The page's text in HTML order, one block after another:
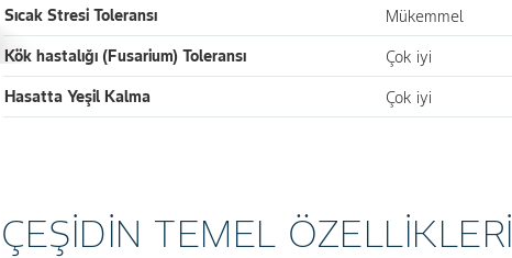
Sıcak Stresi Toleransı
Mükemmel
Kök hastalığı (Fusarium) Toleransı
Çok iyi
Hasatta Yeşil Kalma
Çok iyi
ÇEŞİDİN TEMEL ÖZELLİKLERİ